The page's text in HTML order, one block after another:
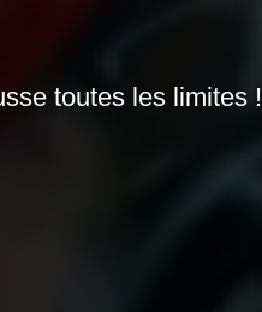
toutes les limites !